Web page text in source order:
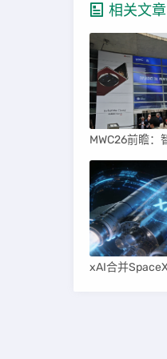
相关文章